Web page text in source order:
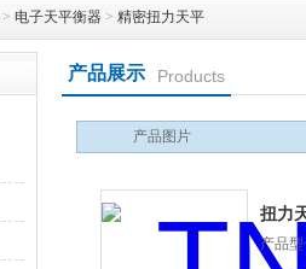
> 电子天平衡器 > 精密扭力天平
产品展示 Products
产品图片
扭力
产品